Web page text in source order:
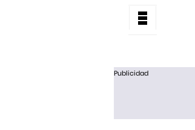
Publicidad